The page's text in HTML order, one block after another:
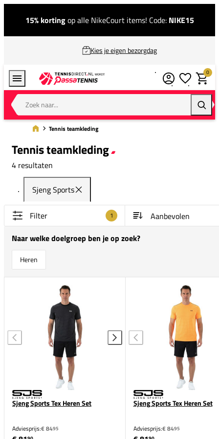
15% kortingop alle NikeCourt items! Code: NIKE15
Kies je eigen bezorgdag
Zoek naar...
0
Tennis teamkleding
Tennis teamkleding
4 resultaten
Sjeng Sports
Filter 1
Naar welke doelgroep ben je op zoek?
Heren
Sjeng Sports Tex Heren Set
Adviesprijs:€ 8495
Sjeng Sports Tex Heren Set
Adviesprijs:€ 8495